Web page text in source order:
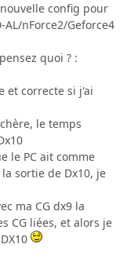
config pour
nForce2/Geforce4
quoi ? :
et correcte si j'ai
le temps
le PC ait comme
sortie de Dx10, je
ma CG dx9 la
CG liées, et alors je